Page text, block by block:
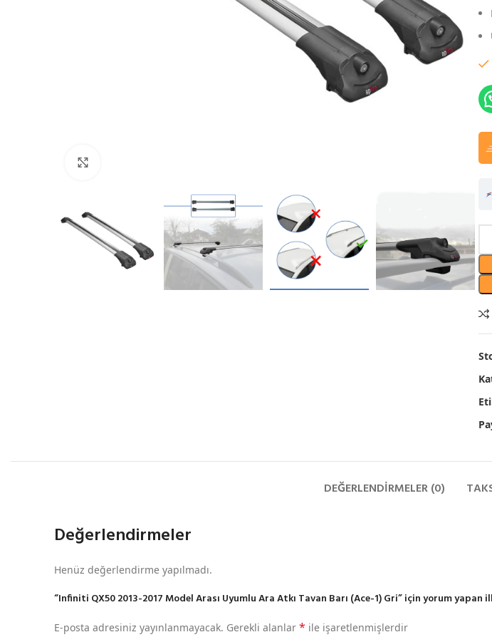
DEĞERLENDIRMELER (0)
Değerlendirmeler
Henüz değerlendirme yapılmadı.
“Infiniti QX50 2013-2017 Model Arası Uyumlu Ara Atkı Tavan Barı (Ace-1) Gri” için yorum yapan
E-posta adresiniz yayınlanmayacak. Gerekli alanlar * ile işaretlenmişlerdir